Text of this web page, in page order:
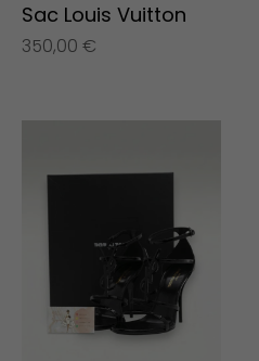
Sac Louis Vuitton
350,00 €